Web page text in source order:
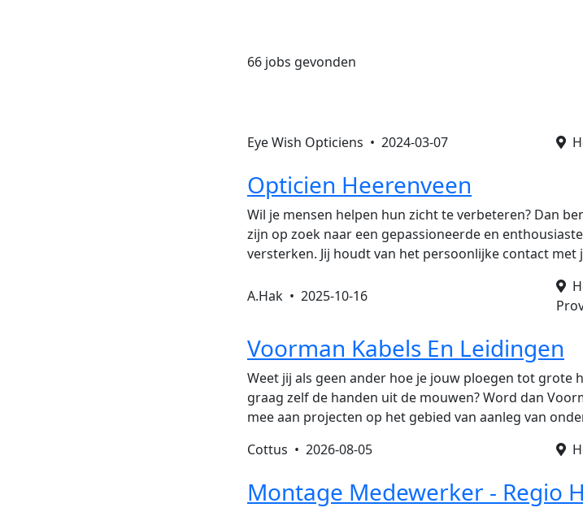
66 jobs gevonden
Eye Wish Opticiens • 2024-03-07
Opticien Heerenveen
Wil je mensen helpen hun zicht te verbeteren? Dan
zijn op zoek naar een gepassioneerde en
versterken. Jij houdt van het persoonlijke contact
A.Hak • 2025-10-16
Voorman Kabels En Leidingen
Weet jij als geen ander hoe je jouw ploegen tot grote
graag zelf de handen uit de mouwen? Word dan
mee aan projecten op het gebied van aanleg van
Cottus • 2026-08-05
Montage Medewerker - Regio